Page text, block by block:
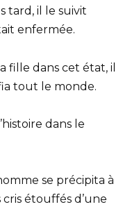
tard, il le suivit
enfermée.
fille dans cet état, il
tout le monde.
dans le
se précipita à
cris étouffés d’une